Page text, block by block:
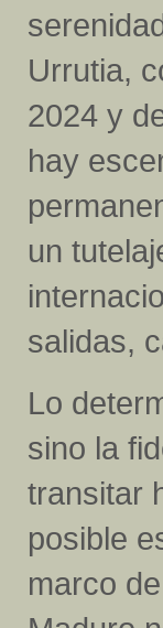
Urrutia,
2024 y
hay
un
salidas,
Lo
sino la
transitar
posible
marco